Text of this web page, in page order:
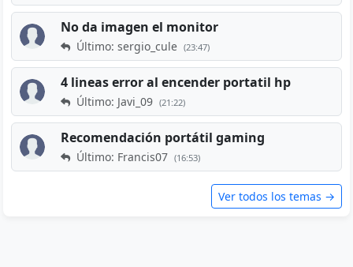
No da imagen el monitor
Último: sergio_cule (23:47)
4 lineas error al encender portatil hp
Último: Javi_09 (21:22)
Recomendación portátil gaming
Último: Francis07 (16:53)
Ver todos los temas →